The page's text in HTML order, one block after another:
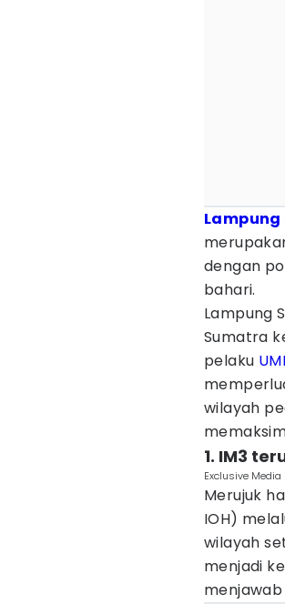
dengan
bahari.
Lampung
Sumatra
pelaku
wilayah
1. IM3
Exclusive
Merujuk
IOH)
wilayah
menjadi